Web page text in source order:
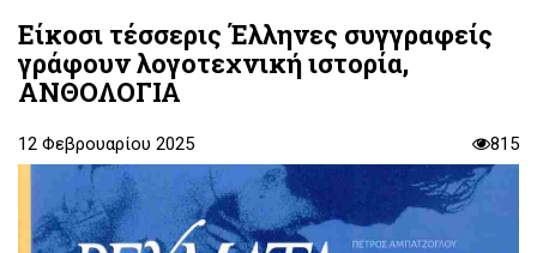
Είκοσι τέσσερις Έλληνες συγγραφείς
γράφουν λογοτεχνική ιστορία,
ΑΝΘΟΛΟΓΙΑ
12 Φεβρουαρίου 2025 815